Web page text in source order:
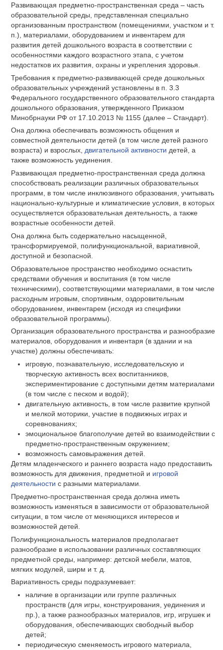
Развивающая предметно-пространственная среда – часть
образовательной среды, представленная специально
организованным пространством (помещениями, участком и т.
п.), материалами, оборудованием и инвентарем для
развития детей дошкольного возраста в соответствии с
особенностями каждого возрастного этапа, с учетом
недостатков их развития, охраны и укрепления здоровья.
Требования к предметно-развивающей среде дошкольных
образовательных учреждений установлены в п. 3.3
Федерального государственного образовательного стандарта
дошкольного образования, утвержденного Приказом
Минобрнауки РФ от 17.10.2013 № 1155 (далее – Стандарт).
Она должна обеспечивать возможность общения и
совместной деятельности детей (в том числе детей разного
возраста) и взрослых, двигательной активности детей, а
также возможность уединения.
Развивающая предметно-пространственная среда должна
способствовать реализации различных образовательных
программ, в том числе инклюзивного образования, учитывать
национально-культурные и климатические условия, в которых
осуществляется образовательная деятельность, а также
возрастные особенности детей.
Она должна быть содержательно насыщенной,
трансформируемой, полифункциональной, вариативной,
доступной и безопасной.
Образовательное пространство необходимо оснастить
средствами обучения и воспитания (в том числе
техническими), соответствующими материалами, в том числе
расходным игровым, спортивным, оздоровительным
оборудованием, инвентарем (исходя из специфики
образовательной программы).
Организация образовательного пространства и разнообразие
материалов, оборудования и инвентаря (в здании и на
участке) должны обеспечивать:
игровую, познавательную, исследовательскую и
творческую активность всех воспитанников,
экспериментирование с доступными детям материалами
(в том числе с песком и водой);
двигательную активность, в том числе развитие крупной
и мелкой моторики, участие в подвижных играх и
соревнованиях;
эмоциональное благополучие детей во взаимодействии с
предметно-пространственным окружением;
возможность самовыражения детей.
Детям младенческого и раннего возраста надо предоставить
возможность для движения, предметной и игровой
деятельности с разными материалами.
Предметно-пространственная среда должна иметь
возможность изменяться в зависимости от образовательной
ситуации, в том числе от меняющихся интересов и
возможностей детей.
Полифункциональность материалов предполагает
разнообразие в использовании различных составляющих
предметной среды, например: детской мебели, матов,
мягких модулей, ширм и т. д.
Вариативность среды подразумевает:
наличие в организации или группе различных
пространств (для игры, конструирования, уединения и
пр.), а также разнообразных материалов, игр, игрушек и
оборудования, обеспечивающих свободный выбор
детей;
периодическую сменяемость игрового материала,